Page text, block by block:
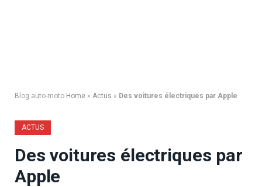
Blog auto-moto Home » Actus » Des voitures électriques par Apple
ACTUS
Des voitures électriques par
Apple